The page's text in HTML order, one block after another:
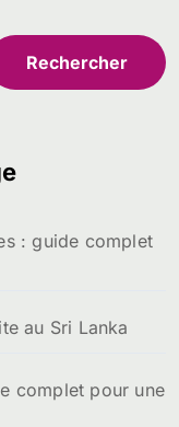
: guide complet
au Sri Lanka
complet pour une